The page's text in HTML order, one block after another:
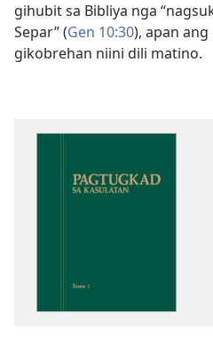
gihubit sa Bibliya nga
Separ” (Gen 10:30), apan
gikobrehan niini dili matino.